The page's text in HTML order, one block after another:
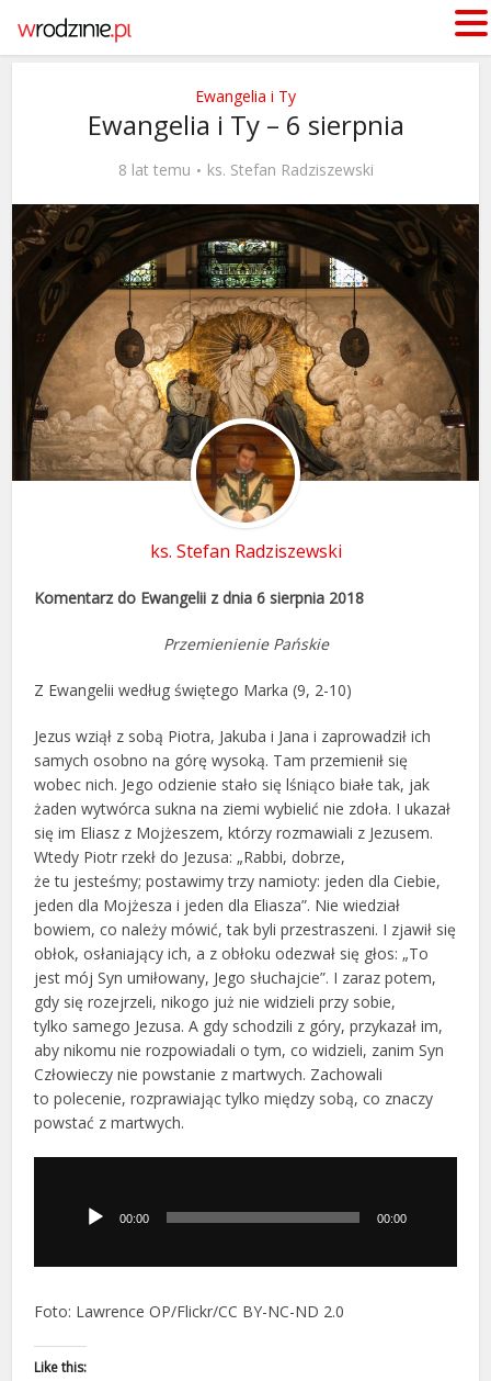
Ewangelia i Ty
Ewangelia i Ty – 6 sierpnia
8 lat temu ks. Stefan Radziszewski
ks. Stefan Radziszewski
Komentarz do Ewangelii z dnia 6 sierpnia 2018
Przemienienie Pańskie
Z Ewangelii według świętego Marka (9, 2-10)
Jezus wziął z sobą Piotra, Jakuba i Jana i zaprowadził ich
samych osobno na górę wysoką. Tam przemienił się
wobec nich. Jego odzienie stało się lśniąco białe tak, jak
żaden wytwórca sukna na ziemi wybielić nie zdoła. I ukazał
się im Eliasz z Mojżeszem, którzy rozmawiali z Jezusem.
Wtedy Piotr rzekł do Jezusa: „Rabbi, dobrze,
że tu jesteśmy; postawimy trzy namioty: jeden dla Ciebie,
jeden dla Mojżesza i jeden dla Eliasza”. Nie wiedział
bowiem, co należy mówić, tak byli przestraszeni. I zjawił się
obłok, osłaniający ich, a z obłoku odezwał się głos: „To
jest mój Syn umiłowany, Jego słuchajcie”. I zaraz potem,
gdy się rozejrzeli, nikogo już nie widzieli przy sobie,
tylko samego Jezusa. A gdy schodzili z góry, przykazał im,
aby nikomu nie rozpowiadali o tym, co widzieli, zanim Syn
Człowieczy nie powstanie z martwych. Zachowali
to polecenie, rozprawiając tylko między sobą, co znaczy
powstać z martwych.
dźwiękowych00:00 00:00
Foto: Lawrence OP/Flickr/CC BY-NC-ND 2.0
Like this: